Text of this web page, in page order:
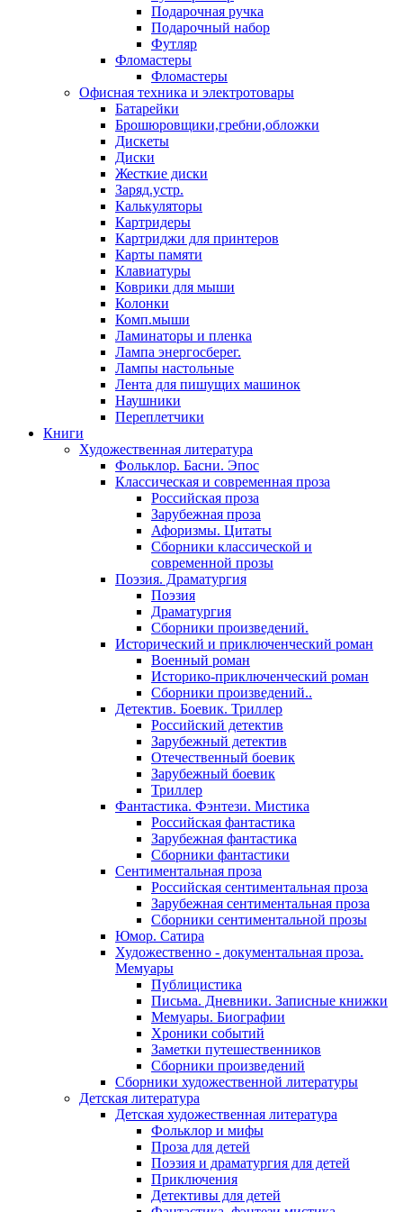
Подарочная ручка
Подарочный набор
Футляр
Фломастеры
Фломастеры
Офисная техника и электротовары
Батарейки
Брошюровщики,гребни,обложки
Дискеты
Диски
Жесткие диски
Заряд.устр.
Калькуляторы
Картридеры
Картриджи для принтеров
Карты памяти
Клавиатуры
Коврики для мыши
Колонки
Комп.мыши
Ламинаторы и пленка
Лампа энергосберег.
Лампы настольные
Лента для пишущих машинок
Наушники
Переплетчики
Книги
Художественная литература
Фольклор. Басни. Эпос
Классическая и современная проза
Российская проза
Зарубежная проза
Афоризмы. Цитаты
Сборники классической и
современной прозы
Поэзия. Драматургия
Поэзия
Драматургия
Сборники произведений.
Исторический и приключенческий роман
Военный роман
Историко-приключенческий роман
Сборники произведений..
Детектив. Боевик. Триллер
Российский детектив
Зарубежный детектив
Отечественный боевик
Зарубежный боевик
Триллер
Фантастика. Фэнтези. Мистика
Российская фантастика
Зарубежная фантастика
Сборники фантастики
Сентиментальная проза
Российская сентиментальная проза
Зарубежная сентиментальная проза
Сборники сентиментальной прозы
Юмор. Сатира
Художественно - документальная проза.
Мемуары
Публицистика
Письма. Дневники. Записные книжки
Мемуары. Биографии
Хроники событий
Заметки путешественников
Сборники произведений
Сборники художественной литературы
Детская литература
Детская художественная литература
Фольклор и мифы
Проза для детей
Поэзия и драматургия для детей
Приключения
Детективы для детей